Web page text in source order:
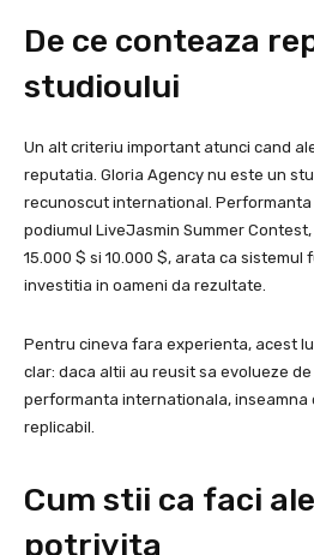
De ce conteaza
studioului
Un alt criteriu important atunci cand
reputatia. Gloria Agency nu este un
recunoscut international. Performanta
podiumul LiveJasmin Summer
15.000 $ si 10.000 $, arata ca sistemul
investitia in oameni da rezultate.
Pentru cineva fara experienta, acest
clar: daca altii au reusit sa evolueze
performanta internationala, inseamna
replicabil.
Cum stii ca faci
potrivita